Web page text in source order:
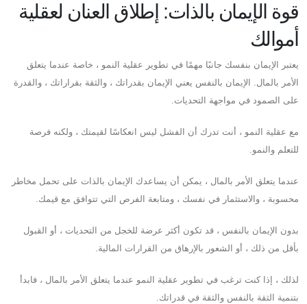
قوة الإيمان بالذات: إطلاق العنان لعقلية
أموالك
يعتبر الإيمان بنفسك جانبًا مهمًا في تطوير عقلية النمو ، خاصة عندما يتعلق
الأمر بالمال. الإيمان بالنفس يعني الإيمان بقدراتك ، والثقة بقراراتك ، والقدرة
على الصمود في مواجهة التحديات.
مع عقلية النمو ، أنت تدرك أن الفشل ليس انعكاسًا لقيمتك ، ولكنه فرصة
للتعلم والنمو.
عندما يتعلق الأمر بالمال ، يمكن أن يساعدك الإيمان بالذات على تحمل مخاطر
محسوبة ، والاستثمار في نفسك ، ومتابعة الفرص التي تتوافق مع قيمك.
بدون الإيمان بالنفس ، قد تكون أكثر عرضة للخجل من التحديات ، أو القبول
بأقل من ذلك ، أو الشعور بالإرهاق من القرارات المالية.
لذلك ، إذا كنت ترغب في تطوير عقلية النمو عندما يتعلق الأمر بالمال ، فابدأ
بتنمية الثقة بالنفس والثقة في قدراتك.